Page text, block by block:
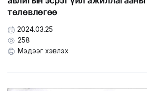
ИЛ ТОД БАЙДАЛ
LEGAL.INFO
төлөвлөгөө
2024.03.25
258
Мэдээг хэвлэх